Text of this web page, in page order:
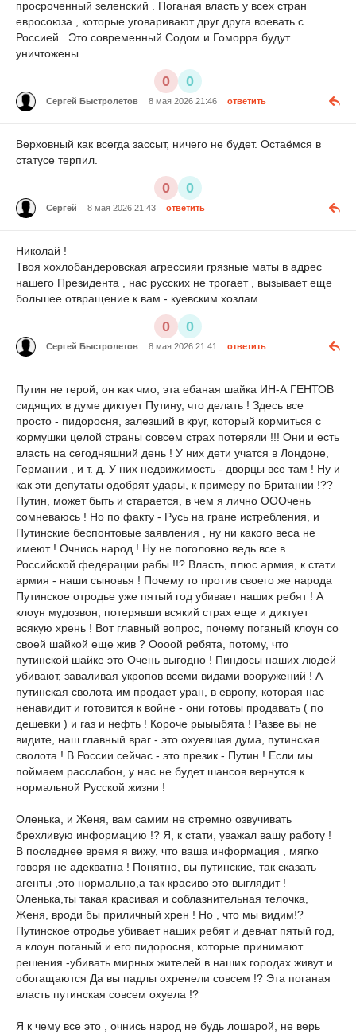
просроченный зеленский . Поганая власть у всех стран
евросоюза , которые уговаривают друг друга воевать с
Россией . Это современный Содом и Гоморра будут
уничтожены
0 0
Сергей Быстролетов 8 мая 2026 21:46 ответить
Верховный как всегда зассыт, ничего не будет. Остаёмся в
статусе терпил.
0 0
Сергей 8 мая 2026 21:43 ответить
Николай !
Твоя хохлобандеровская агрессияи грязные маты в адрес
нашего Президента , нас русских не трогает , вызывает еще
большее отвращение к вам - куевским хозлам
0 0
Сергей Быстролетов 8 мая 2026 21:41 ответить
Путин не герой, он как чмо, эта ебаная шайка ИН-А ГЕНТОВ
сидящих в думе диктует Путину, что делать ! Здесь все
просто - пидоросня, залезший в круг, который кормиться с
кормушки целой страны совсем страх потеряли !!! Они и есть
власть на сегодняшний день ! У них дети учатся в Лондоне,
Германии , и т. д. У них недвижимость - дворцы все там ! Ну и
как эти депутаты одобрят удары, к примеру по Британии !??
Путин, может быть и старается, в чем я лично ОООчень
сомневаюсь ! Но по факту - Русь на гране истребления, и
Путинские беспонтовые заявления , ну ни какого веса не
имеют ! Очнись народ ! Ну не поголовно ведь все в
Российской федерации рабы !!? Власть, плюс армия, к стати
армия - наши сыновья ! Почему то против своего же народа
Путинское отродье уже пятый год убивает наших ребят ! А
клоун мудозвон, потерявши всякий страх еще и диктует
всякую хрень ! Вот главный вопрос, почему поганый клоун со
своей шайкой еще жив ? Оооой ребята, потому, что
путинской шайке это Очень выгодно ! Пиндосы наших людей
убивают, заваливая укропов всеми видами вооружений ! А
путинская сволота им продает уран, в европу, которая нас
ненавидит и готовится к войне - они готовы продавать ( по
дешевки ) и газ и нефть ! Короче рыыыбята ! Разве вы не
видите, наш главный враг - это охуевшая дума, путинская
сволота ! В России сейчас - это презик - Путин ! Если мы
поймаем расслабон, у нас не будет шансов вернутся к
нормальной Русской жизни !
Оленька, и Женя, вам самим не стремно озвучивать
брехливую информацию !? Я, к стати, уважал вашу работу !
В последнее время я вижу, что ваша информация , мягко
говоря не адекватна ! Понятно, вы путинские, так сказать
агенты ,это нормально,а так красиво это выглядит !
Оленька,ты такая красивая и соблазнительная телочка,
Женя, вроди бы приличный хрен ! Но , что мы видим!?
Путинское отродье убивает наших ребят и девчат пятый год,
а клоун поганый и его пидоросня, которые принимают
решения -убивать мирных жителей в наших городах живут и
обогащаются Да вы падлы охренели совсем !? Эта поганая
власть путинская совсем охуела !?
Я к чему все это , очнись народ не будь лошарой, не верь